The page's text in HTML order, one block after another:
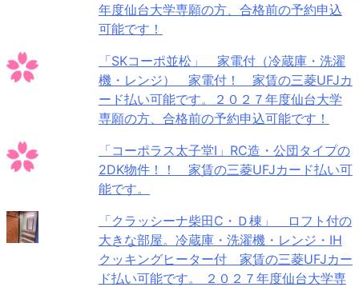
年度仙台大学専願の方、合格前の予約申込
可能です！
「SKコーポ並松」 家電付（冷蔵庫・洗濯
機・レンジ） 家電付！ 家賃の三菱UFJカ
ード払い可能です。２０２７年度仙台大学
専願の方、合格前の予約申込可能です！
「コーポラス太子堂Ⅰ」RC造・公団タイプの
2DK物件！！ 家賃の三菱UFJカード払い可
能です。
「クラッシーナ柴田C・Ｄ棟」 ロフト付の
大きな部屋。冷蔵庫・洗濯機・レンジ・IH
クッキングヒーター付 家賃の三菱UFJカー
ド払い可能です。 ２０２７年度仙台大学専